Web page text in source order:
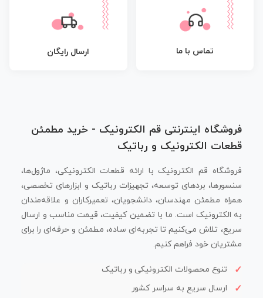
تماس با ما ارسال رایگان
فروشگاه اینترنتی قم الکترونیک - خرید مطمئن
قطعات الکترونیک و رباتیک
فروشگاه قم الکترونیک با ارائه قطعات الکترونیکی، ماژول‌ها،
سنسورها، بردهای توسعه، تجهیزات رباتیک و ابزارهای تخصصی،
همراه مطمئن مهندسان، دانشجویان، تعمیرکاران و علاقه‌مندان
به الکترونیک است. ما با تضمین کیفیت، قیمت مناسب و ارسال
سریع، تلاش می‌کنیم تا تجربه‌ای ساده، مطمئن و حرفه‌ای را برای
مشتریان خود فراهم کنیم.
تنوع محصولات الکترونیکی و رباتیک
ارسال سریع به سراسر کشور